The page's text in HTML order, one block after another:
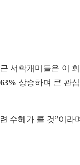
서학개미들은 이 회
상승하며 큰 관
수혜가 클 것”이라